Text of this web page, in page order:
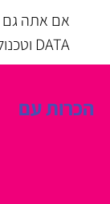
אם אתה גם
DATA וטכנולוגיה בוא להשתגע יחד איתנו.
הכרות עם